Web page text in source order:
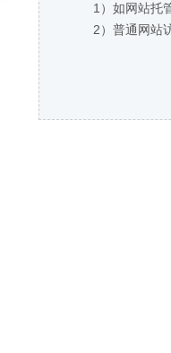
1）如网站托
2）普通网站